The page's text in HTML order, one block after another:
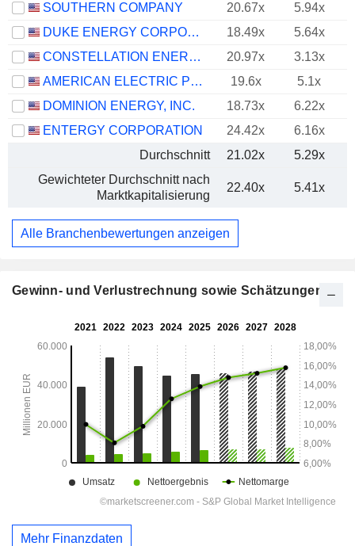
SOUTHERN COMPANY
20.67x 5.94x
DUKE ENERGY CORPORATION
18.49x 5.64x
CONSTELLATION ENERGY CORPORATION
20.97x 3.13x
AMERICAN ELECTRIC POWER COMPANY, INC.
19.6x 5.1x
DOMINION ENERGY, INC.
18.73x 6.22x
ENTERGY CORPORATION
24.42x 6.16x
Durchschnitt
21.02x 5.29x
Gewichteter Durchschnitt nach
Marktkapitalisierung
22.40x 5.41x
Alle Branchenbewertungen anzeigen
Gewinn- und Verlustrechnung sowie Schätzungen
Mehr Finanzdaten